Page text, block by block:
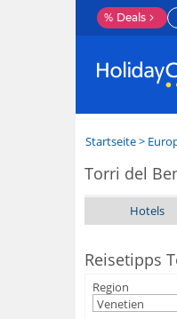
% Deals
Startseite>
Torri del
Hotels
Reisetipps
Region